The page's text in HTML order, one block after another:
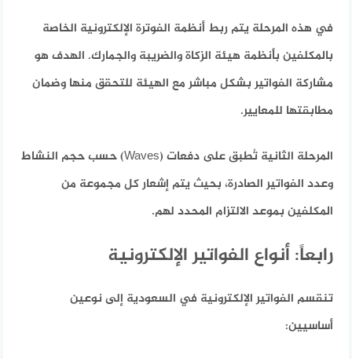
في هذه المرحلة يتم ربط أنظمة الفوترة الإلكترونية الخاصة
بالمكلفين بأنظمة هيئة الزكاة والضريبة والجمارك. الهدف هو
مشاركة الفواتير بشكل مباشر مع الهيئة للتحقق منها وضمان
مطابقتها للمعايير.
المرحلة الثانية تُطبق على دفعات (Waves) حسب حجم النشاط
وعدد الفواتير الصادرة، بحيث يتم إشعار كل مجموعة من
المكلفين بموعد الالتزام المحدد لهم.
رابعاً: أنواع الفواتير الإلكترونية
تنقسم الفواتير الإلكترونية في السعودية إلى نوعين
أساسيين: